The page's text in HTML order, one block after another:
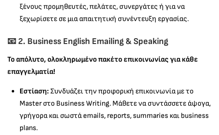
ξένους προμηθευτές, πελάτες, συνεργάτες ή για να
ξεχωρίσετε σε μια απαιτητική συνέντευξη εργασίας.
📧 2. Business English Emailing & Speaking
Το απόλυτο, ολοκληρωμένο πακέτο επικοινωνίας για κάθε
επαγγελματία!
Εστίαση: Συνδυάζει την προφορική επικοινωνία με το
Master στο Business Writing. Μάθετε να συντάσσετε άψογα,
γρήγορα και σωστά emails, reports, summaries και business
plans.